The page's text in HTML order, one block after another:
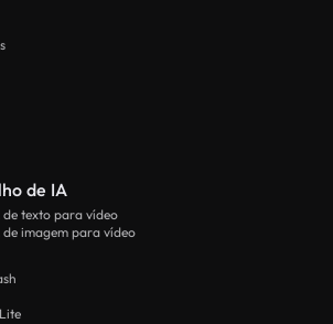
de IA
de texto para vídeo
imagem para vídeo